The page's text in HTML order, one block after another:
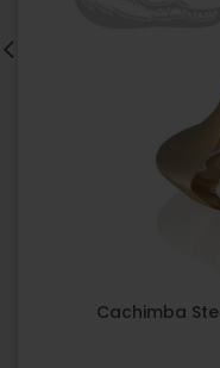
Cachimba